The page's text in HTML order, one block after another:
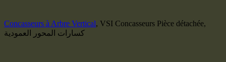
Concasseurs à Arbre Vertical, VSI Concasseurs Pièce détachée,
كسارات المحور العمودية